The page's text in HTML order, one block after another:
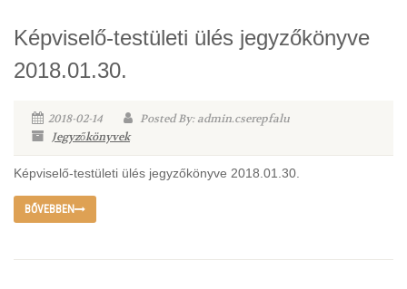
Képviselő-testületi ülés jegyzőkönyve
2018.01.30.
2018-02-14
Posted By: admin.cserepfalu
Jegyzőkönyvek
Képviselő-testületi ülés jegyzőkönyve 2018.01.30.
BŐVEBBEN